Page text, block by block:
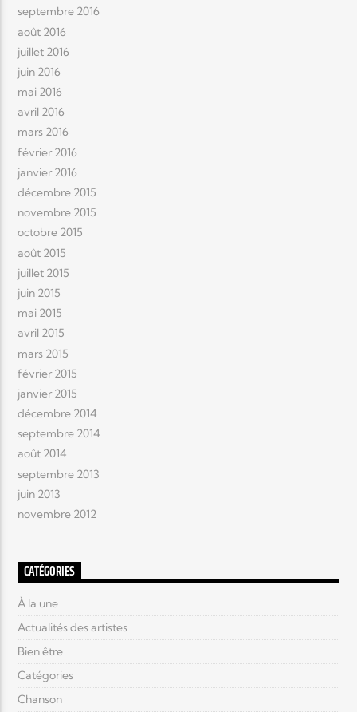
septembre 2016
août 2016
juillet 2016
juin 2016
mai 2016
avril 2016
mars 2016
février 2016
janvier 2016
décembre 2015
novembre 2015
octobre 2015
août 2015
juillet 2015
juin 2015
mai 2015
avril 2015
mars 2015
février 2015
janvier 2015
décembre 2014
septembre 2014
août 2014
septembre 2013
juin 2013
novembre 2012
CATÉGORIES
À la une
Actualités des artistes
Bien être
Catégories
Chanson